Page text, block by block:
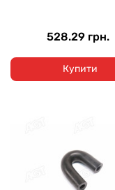
528.29 грн.
Купити